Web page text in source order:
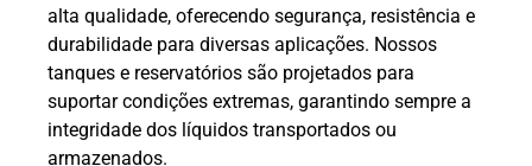
alta qualidade, oferecendo segurança, resistência e
durabilidade para diversas aplicações. Nossos
tanques e reservatórios são projetados para
suportar condições extremas, garantindo sempre a
integridade dos líquidos transportados ou
armazenados.